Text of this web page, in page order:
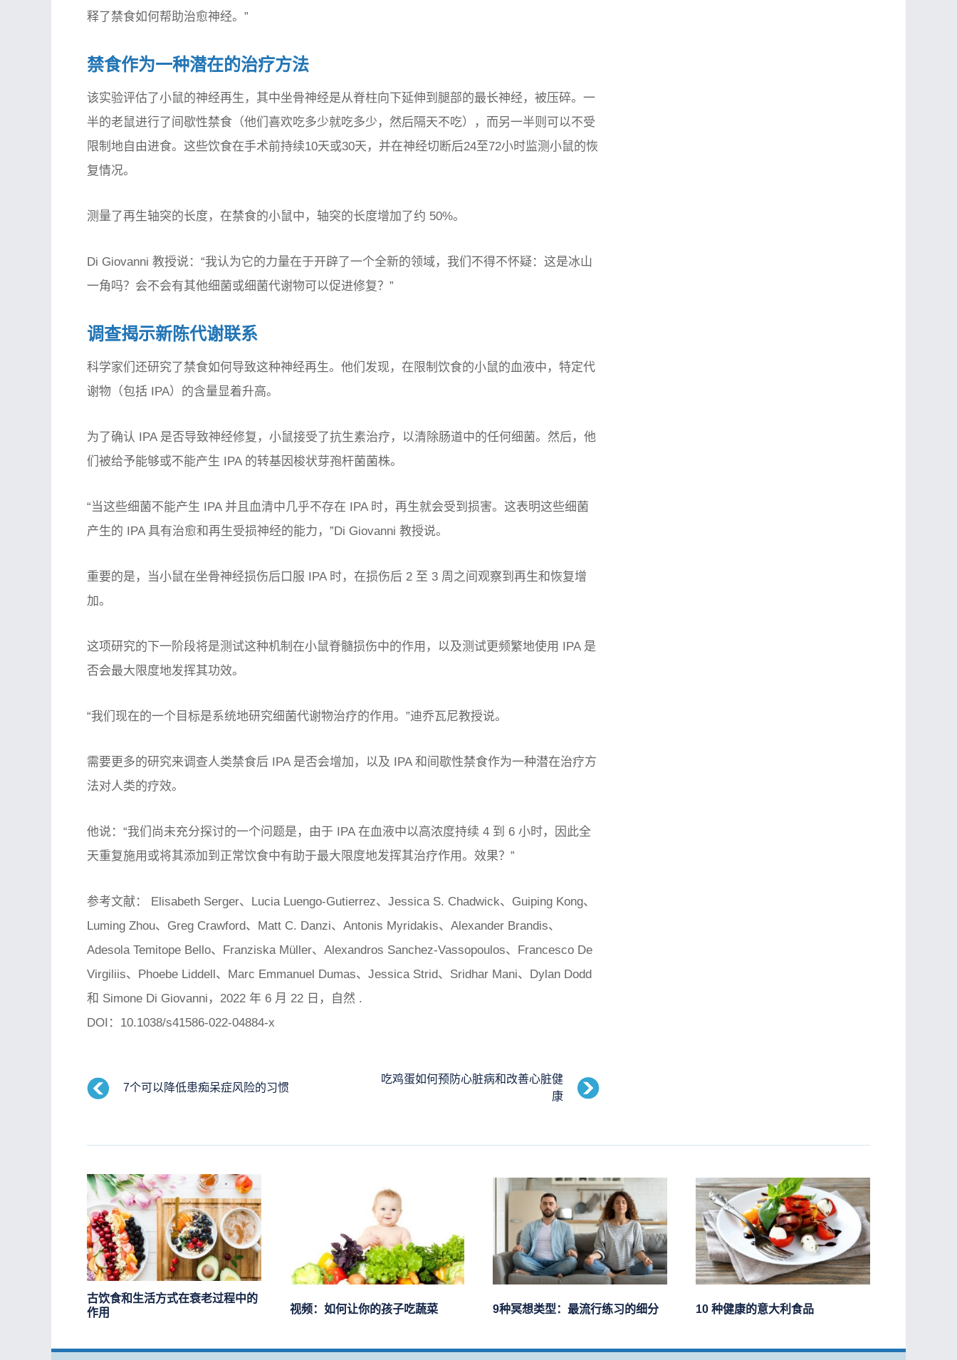
释了禁食如何帮助治愈神经。”
禁食作为一种潜在的治疗方法
该实验评估了小鼠的神经再生，其中坐骨神经是从脊柱向下延伸到腿部的最长神经，被压碎。一
半的老鼠进行了间歇性禁食（他们喜欢吃多少就吃多少，然后隔天不吃），而另一半则可以不受
限制地自由进食。这些饮食在手术前持续10天或30天，并在神经切断后24至72小时监测小鼠的恢
复情况。
测量了再生轴突的长度，在禁食的小鼠中，轴突的长度增加了约 50%。
Di Giovanni 教授说：“我认为它的力量在于开辟了一个全新的领域，我们不得不怀疑：这是冰山
一角吗？会不会有其他细菌或细菌代谢物可以促进修复？”
调查揭示新陈代谢联系
科学家们还研究了禁食如何导致这种神经再生。他们发现，在限制饮食的小鼠的血液中，特定代
谢物（包括 IPA）的含量显着升高。
为了确认 IPA 是否导致神经修复，小鼠接受了抗生素治疗，以清除肠道中的任何细菌。然后，他
们被给予能够或不能产生 IPA 的转基因梭状芽孢杆菌菌株。
“当这些细菌不能产生 IPA 并且血清中几乎不存在 IPA 时，再生就会受到损害。这表明这些细菌
产生的 IPA 具有治愈和再生受损神经的能力，”Di Giovanni 教授说。
重要的是，当小鼠在坐骨神经损伤后口服 IPA 时，在损伤后 2 至 3 周之间观察到再生和恢复增
加。
这项研究的下一阶段将是测试这种机制在小鼠脊髓损伤中的作用，以及测试更频繁地使用 IPA 是
否会最大限度地发挥其功效。
“我们现在的一个目标是系统地研究细菌代谢物治疗的作用。”迪乔瓦尼教授说。
需要更多的研究来调查人类禁食后 IPA 是否会增加，以及 IPA 和间歇性禁食作为一种潜在治疗方
法对人类的疗效。
他说：“我们尚未充分探讨的一个问题是，由于 IPA 在血液中以高浓度持续 4 到 6 小时，因此全
天重复施用或将其添加到正常饮食中有助于最大限度地发挥其治疗作用。效果？”
参考文献： Elisabeth Serger、Lucia Luengo-Gutierrez、Jessica S. Chadwick、Guiping Kong、
Luming Zhou、Greg Crawford、Matt C. Danzi、Antonis Myridakis、Alexander Brandis、
Adesola Temitope Bello、Franziska Müller、Alexandros Sanchez-Vassopoulos、Francesco De
Virgiliis、Phoebe Liddell、Marc Emmanuel Dumas、Jessica Strid、Sridhar Mani、Dylan Dodd
和 Simone Di Giovanni，2022 年 6 月 22 日，
自然 .
DOI：10.1038/s41586-022-04884-x
7个可以降低患痴呆症风险的习惯
吃鸡蛋如何预防心脏病和改善心脏健
康
古饮食和生活方式在衰老过程中的
作用
视频：如何让你的孩子吃蔬菜 9种冥想类型：最流行练习的细分 10 种健康的意大利食品